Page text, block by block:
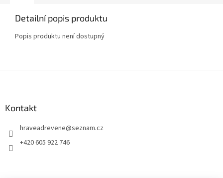
Detailní popis produktu
Popis produktu není dostupný
Kontakt
hraveadrevene@seznam.cz
+420 605 922 746